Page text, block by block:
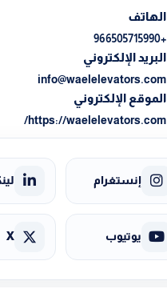
الهاتف
+966505715990
البريد الإلكتروني
info@waelelevators.com
الموقع الإلكتروني
https://waelelevators.com/
إنستغرام
يوتيوب X